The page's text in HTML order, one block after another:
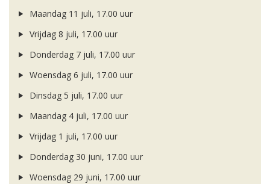
Maandag 11 juli, 17.00 uur
Vrijdag 8 juli, 17.00 uur
Donderdag 7 juli, 17.00 uur
Woensdag 6 juli, 17.00 uur
Dinsdag 5 juli, 17.00 uur
Maandag 4 juli, 17.00 uur
Vrijdag 1 juli, 17.00 uur
Donderdag 30 juni, 17.00 uur
Woensdag 29 juni, 17.00 uur